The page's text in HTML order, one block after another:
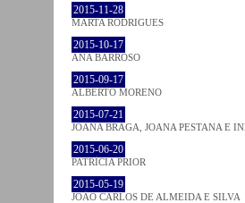
2015-11-28
MARTA RODRIGUES
2015-10-17
ANA BARROSO
2015-09-17
ALBERTO MORENO
2015-07-21
JOANA BRAGA, JOANA PESTANA E
2015-06-20
PATRÍCIA PRIOR
2015-05-19
JOÃO CARLOS DE ALMEIDA E SILVA